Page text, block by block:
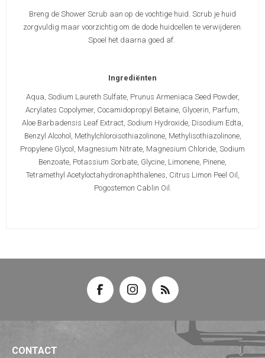
Breng de Shower Scrub aan op de vochtige huid. Scrub je huid
zorgvuldig maar voorzichtig om de dode huidcellen te verwijderen.
Spoel het daarna goed af.
Ingrediënten
Aqua, Sodium Laureth Sulfate, Prunus Armeniaca Seed Powder,
Acrylates Copolymer, Cocamidopropyl Betaine, Glycerin, Parfum,
Aloe Barbadensis Leaf Extract, Sodium Hydroxide, Disodium Edta,
Benzyl Alcohol, Methylchloroisothiazolinone, Methylisothiazolinone,
Propylene Glycol, Magnesium Nitrate, Magnesium Chloride, Sodium
Benzoate, Potassium Sorbate, Glycine, Limonene, Pinene,
Tetramethyl Acetyloctahydronaphthalenes, Citrus Limon Peel Oil,
Pogostemon Cablin Oil.
CONTACT